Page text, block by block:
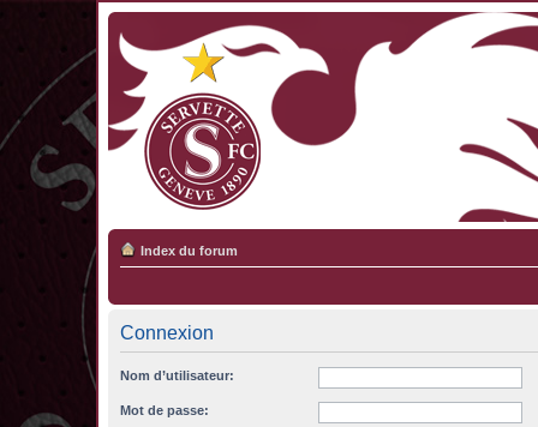
Index du forum
Connexion
Nom d’utilisateur:
Mot de passe: